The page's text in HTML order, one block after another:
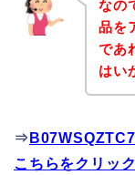
なの
品を
であ
はい
⇒
こちらをクリック